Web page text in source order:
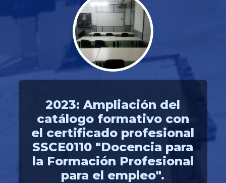
2023: Ampliación del
catálogo formativo con
el certificado profesional
SSCE0110 "Docencia para
la Formación Profesional
para el empleo".